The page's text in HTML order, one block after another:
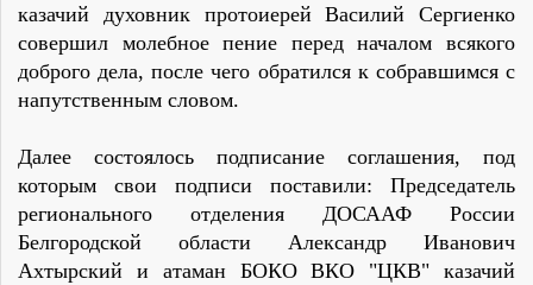
казачий духовник протоиерей Василий Сергиенко
совершил молебное пение перед началом всякого
доброго дела, после чего обратился к собравшимся с
напутственным словом.
Далее состоялось подписание соглашения, под
которым свои подписи поставили: Председатель
регионального отделения ДОСААФ России
Белгородской области Александр Иванович
Ахтырский и атаман БОКО ВКО "ЦКВ" казачий